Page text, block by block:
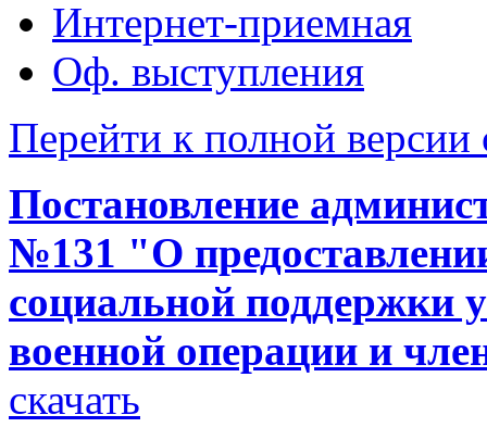
Интернет-приемная
Оф. выступления
Перейти к полной версии
Постановление
№131 "О
социальной поддержки
военной операции и
скачать